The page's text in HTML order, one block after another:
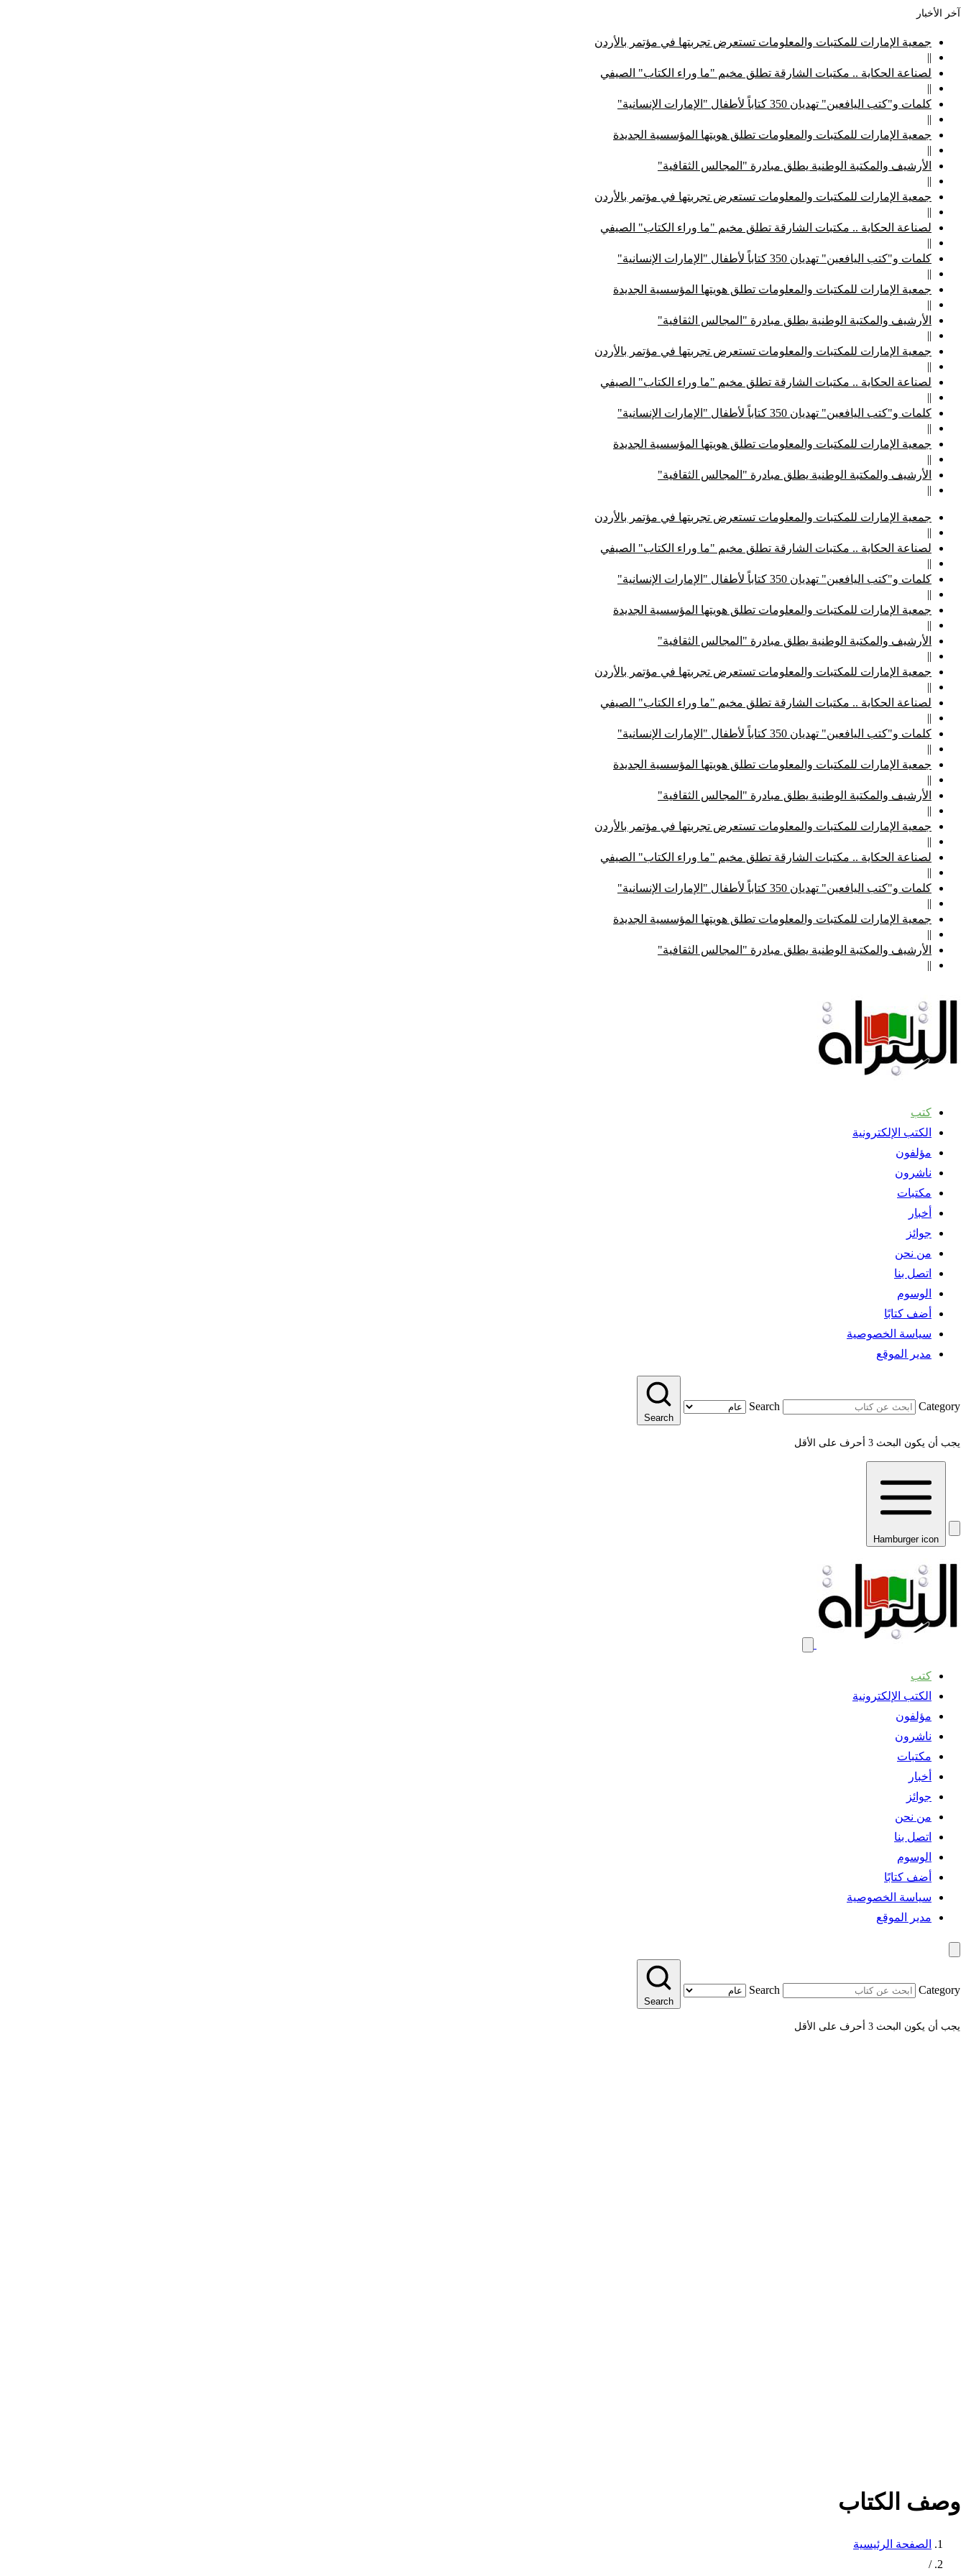
آخر الأخبار
جمعية الإمارات للمكتبات والمعلومات تستعرض تجربتها في مؤتمر بالأردن
||
لصناعة الحكاية .. مكتبات الشارقة تطلق مخيم "ما وراء الكتاب" الصيفي
||
كلمات و"كتب اليافعين" تهديان 350 كتاباً لأطفال "الإمارات الإنسانية"
||
جمعية الإمارات للمكتبات والمعلومات تطلق هويتها المؤسسية الجديدة
||
الأرشيف والمكتبة الوطنية يطلق مبادرة "المجالس الثقافية"
||
جمعية الإمارات للمكتبات والمعلومات تستعرض تجربتها في مؤتمر بالأردن
||
لصناعة الحكاية .. مكتبات الشارقة تطلق مخيم "ما وراء الكتاب" الصيفي
||
كلمات و"كتب اليافعين" تهديان 350 كتاباً لأطفال "الإمارات الإنسانية"
||
جمعية الإمارات للمكتبات والمعلومات تطلق هويتها المؤسسية الجديدة
||
الأرشيف والمكتبة الوطنية يطلق مبادرة "المجالس الثقافية"
||
جمعية الإمارات للمكتبات والمعلومات تستعرض تجربتها في مؤتمر بالأردن
||
لصناعة الحكاية .. مكتبات الشارقة تطلق مخيم "ما وراء الكتاب" الصيفي
||
كلمات و"كتب اليافعين" تهديان 350 كتاباً لأطفال "الإمارات الإنسانية"
||
جمعية الإمارات للمكتبات والمعلومات تطلق هويتها المؤسسية الجديدة
||
الأرشيف والمكتبة الوطنية يطلق مبادرة "المجالس الثقافية"
||
جمعية الإمارات للمكتبات والمعلومات تستعرض تجربتها في مؤتمر بالأردن
||
لصناعة الحكاية .. مكتبات الشارقة تطلق مخيم "ما وراء الكتاب" الصيفي
||
كلمات و"كتب اليافعين" تهديان 350 كتاباً لأطفال "الإمارات الإنسانية"
||
جمعية الإمارات للمكتبات والمعلومات تطلق هويتها المؤسسية الجديدة
||
الأرشيف والمكتبة الوطنية يطلق مبادرة "المجالس الثقافية"
||
جمعية الإمارات للمكتبات والمعلومات تستعرض تجربتها في مؤتمر بالأردن
||
لصناعة الحكاية .. مكتبات الشارقة تطلق مخيم "ما وراء الكتاب" الصيفي
||
كلمات و"كتب اليافعين" تهديان 350 كتاباً لأطفال "الإمارات الإنسانية"
||
جمعية الإمارات للمكتبات والمعلومات تطلق هويتها المؤسسية الجديدة
||
الأرشيف والمكتبة الوطنية يطلق مبادرة "المجالس الثقافية"
||
جمعية الإمارات للمكتبات والمعلومات تستعرض تجربتها في مؤتمر بالأردن
||
لصناعة الحكاية .. مكتبات الشارقة تطلق مخيم "ما وراء الكتاب" الصيفي
||
كلمات و"كتب اليافعين" تهديان 350 كتاباً لأطفال "الإمارات الإنسانية"
||
جمعية الإمارات للمكتبات والمعلومات تطلق هويتها المؤسسية الجديدة
||
الأرشيف والمكتبة الوطنية يطلق مبادرة "المجالس الثقافية"
||
كتب
الكتب الإلكترونية
مؤلفون
ناشرون
مكتبات
أخبار
جوائز
من نحن
اتصل بنا
الوسوم
أضف كتابًا
سياسة الخصوصية
مدير الموقع
Search Category
Search
يجب أن يكون البحث 3 أحرف على الأقل
Hamburger icon
كتب
الكتب الإلكترونية
مؤلفون
ناشرون
مكتبات
أخبار
جوائز
من نحن
اتصل بنا
الوسوم
أضف كتابًا
سياسة الخصوصية
مدير الموقع
Search Category
Search
يجب أن يكون البحث 3 أحرف على الأقل
وصف الكتاب
الصفحة الرئيسية
/